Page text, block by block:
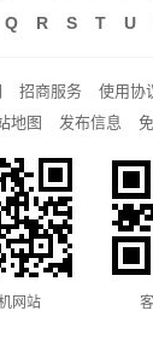
Q R S T U
招商服务 使用协
地图
发布信息
网站